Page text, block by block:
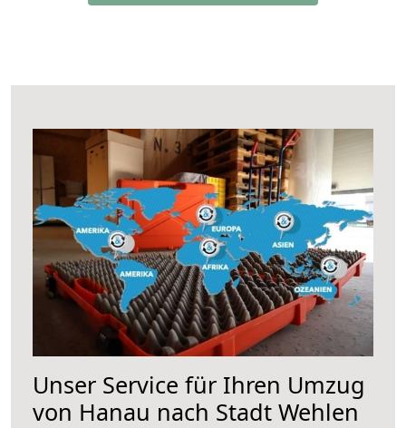
Unser Service für Ihren Umzug
von Hanau nach Stadt Wehlen